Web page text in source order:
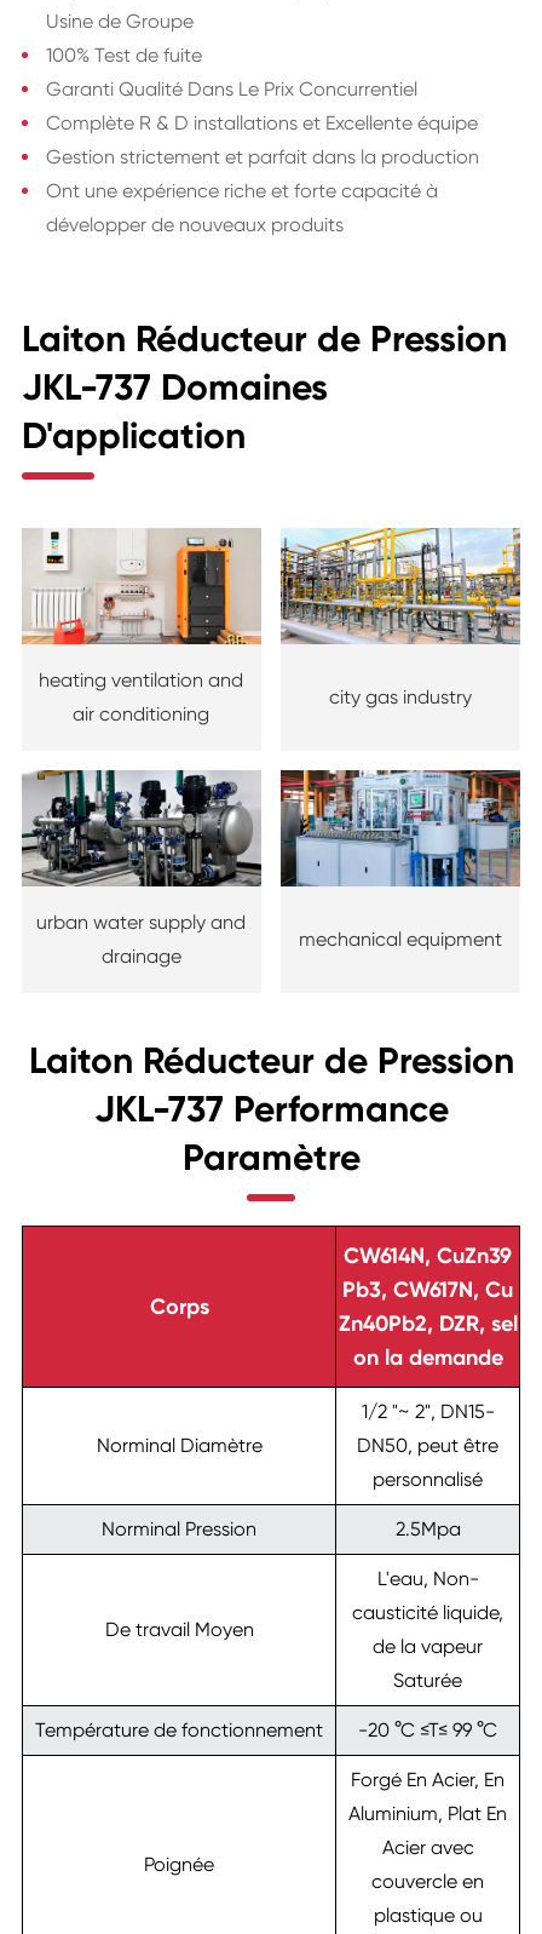
Usine de Groupe
100% Test de fuite
Garanti Qualité Dans Le Prix Concurrentiel
Complète R & D installations et Excellente équipe
Gestion strictement et parfait dans la production
Ont une expérience riche et forte capacité à
développer de nouveaux produits
Laiton Réducteur de Pression
JKL-737 Domaines
D'application
heating ventilation and
air conditioning
city gas industry
urban water supply and
drainage
mechanical equipment
Laiton Réducteur de Pression
JKL-737 Performance
Paramètre
Corps
CW614N, CuZn39
Pb3, CW617N, Cu
Zn40Pb2, DZR, sel
on la demande
Norminal Diamètre
1/2 "~ 2", DN15-
DN50, peut être
personnalisé
Norminal Pression 2.5Mpa
De travail Moyen
L'eau, Non-
causticité liquide,
de la vapeur
Saturée
Température de fonctionnement -20 °C ≤T≤ 99 °C
Poignée
Forgé En Acier, En
Aluminium, Plat En
Acier avec
couvercle en
plastique ou